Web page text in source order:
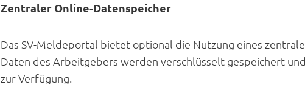
Zentraler Online-Datenspeicher
Das SV-Meldeportal bietet optional die Nutzung eines
Daten des Arbeitgebers werden verschlüsselt gespeichert
zur Verfügung.